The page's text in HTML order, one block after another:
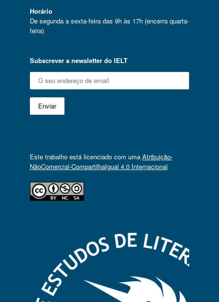
Horário
De segunda a sexta-feira das 9h às 17h (encerra quarta-
feira)
Subscrever a newsletter do IELT
Este trabalho está licenciado com uma Atribuição-
NãoComercial-CompartilhaIgual 4.0 Internacional